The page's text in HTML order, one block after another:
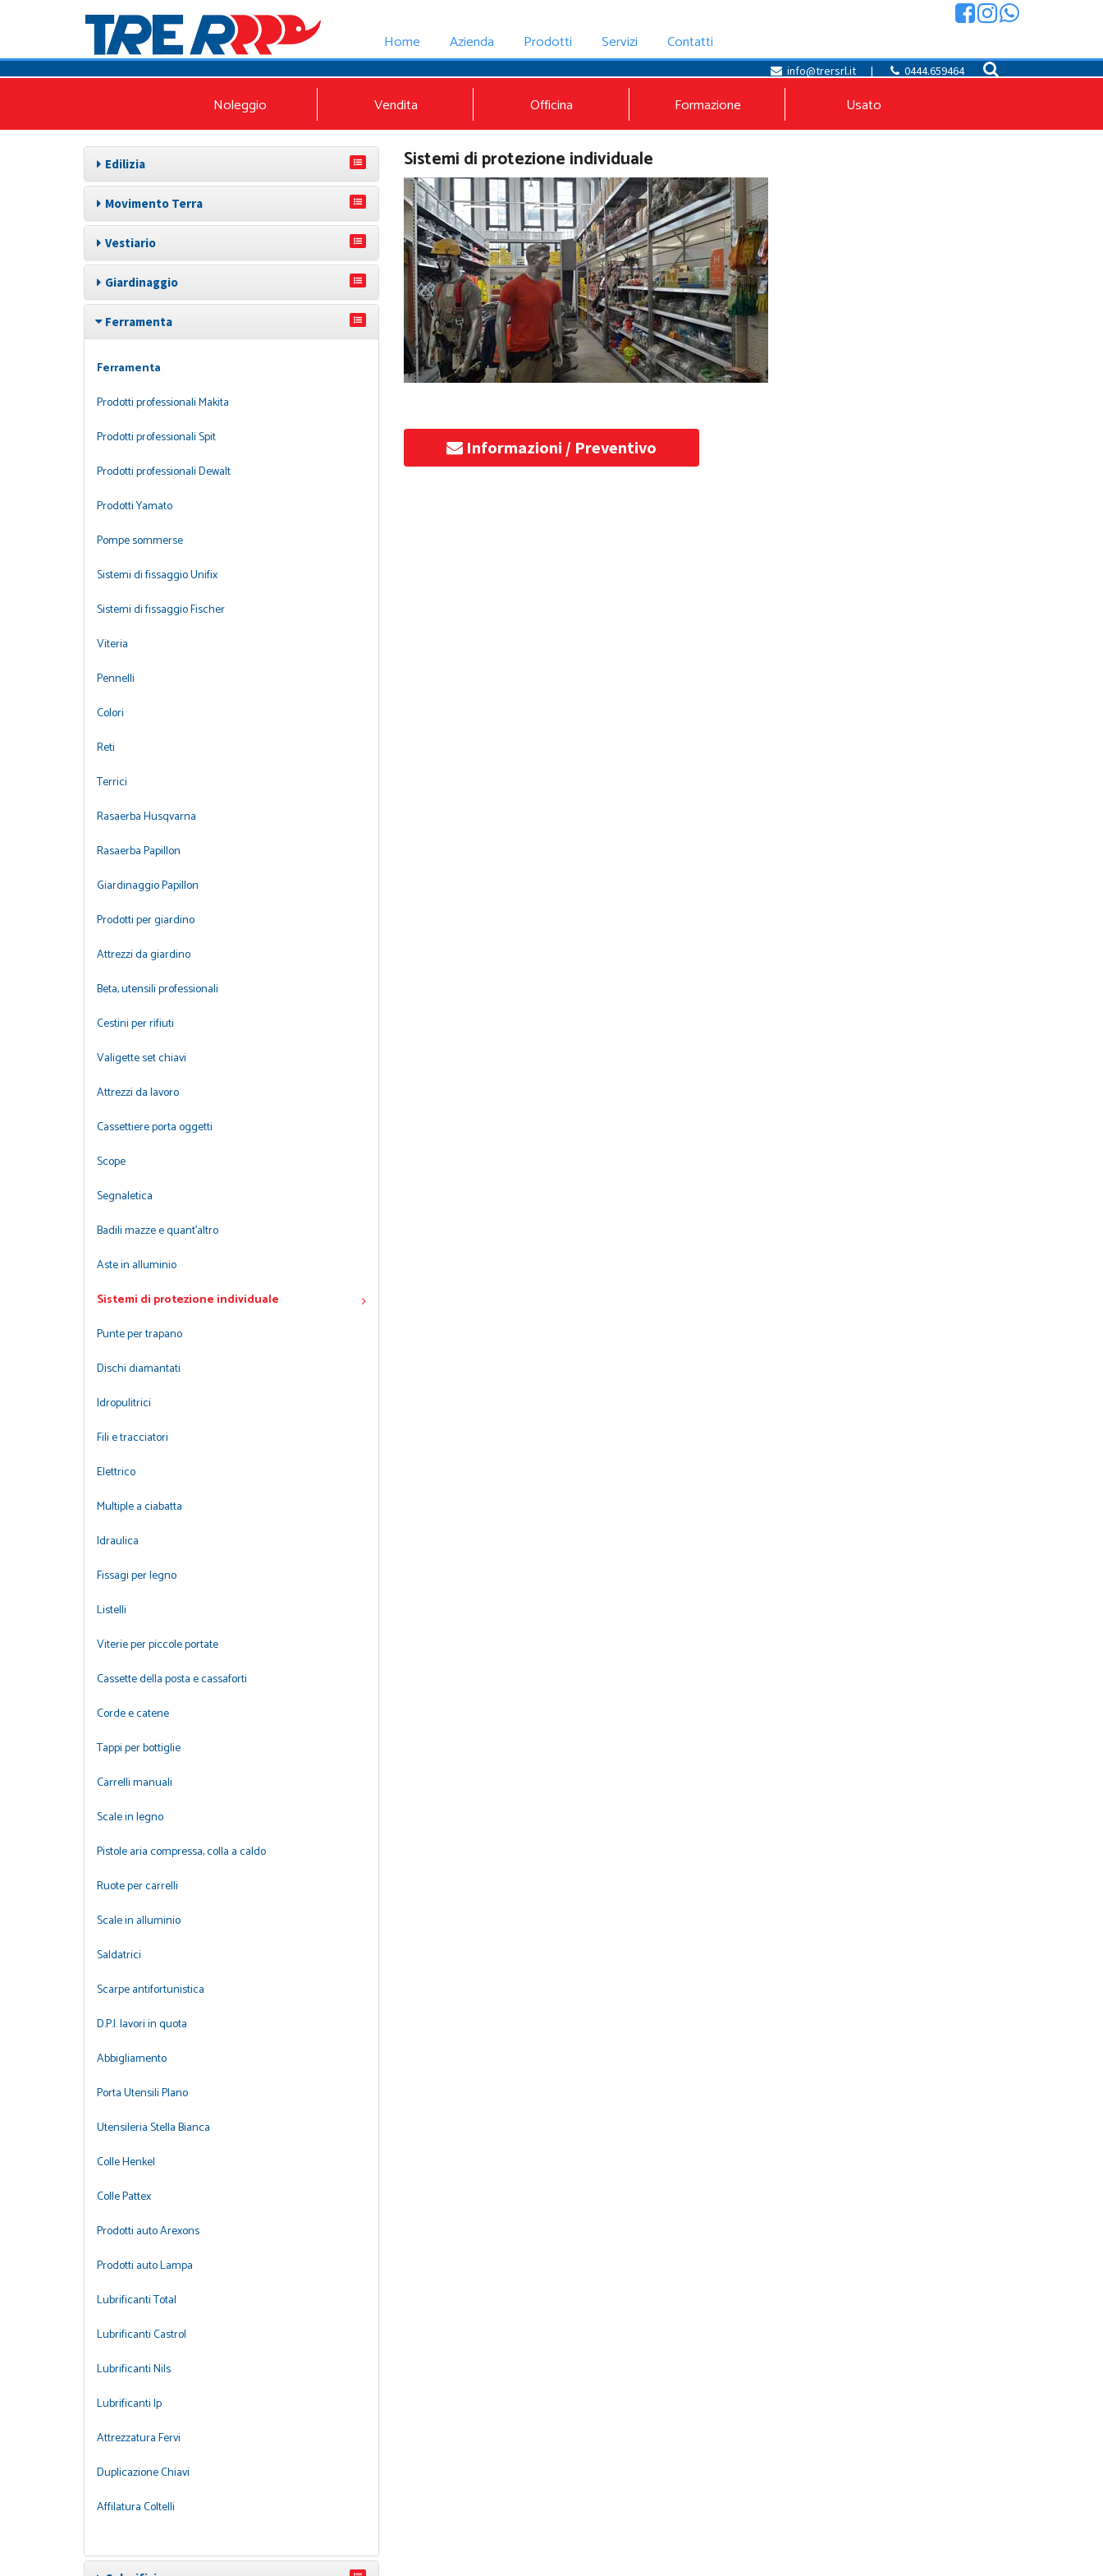
info@trersrl.it | 0444.659464
Home Azienda Prodotti Servizi Contatti
Noleggio Vendita Officina Formazione Usato
Sistemi di protezione individuale
Informazioni / Preventivo
Edilizia
Movimento Terra
Vestiario
Giardinaggio
Ferramenta
Ferramenta
Prodotti professionali Makita
Prodotti professionali Spit
Prodotti professionali Dewalt
Prodotti Yamato
Pompe sommerse
Sistemi di fissaggio Unifix
Sistemi di fissaggio Fischer
Viteria
Pennelli
Colori
Reti
Terrici
Rasaerba Husqvarna
Rasaerba Papillon
Giardinaggio Papillon
Prodotti per giardino
Attrezzi da giardino
Beta, utensili professionali
Cestini per rifiuti
Valigette set chiavi
Attrezzi da lavoro
Cassettiere porta oggetti
Scope
Segnaletica
Badili mazze e quant'altro
Aste in alluminio
Sistemi di protezione individuale
Punte per trapano
Dischi diamantati
Idropulitrici
Fili e tracciatori
Elettrico
Multiple a ciabatta
Idraulica
Fissagi per legno
Listelli
Viterie per piccole portate
Cassette della posta e cassaforti
Corde e catene
Tappi per bottiglie
Carrelli manuali
Scale in legno
Pistole aria compressa, colla a caldo
Ruote per carrelli
Scale in alluminio
Saldatrici
Scarpe antifortunistica
D.P.I. lavori in quota
Abbigliamento
Porta Utensili Plano
Utensileria Stella Bianca
Colle Henkel
Colle Pattex
Prodotti auto Arexons
Prodotti auto Lampa
Lubrificanti Total
Lubrificanti Castrol
Lubrificanti Nils
Lubrificanti Ip
Attrezzatura Fervi
Duplicazione Chiavi
Affilatura Coltelli